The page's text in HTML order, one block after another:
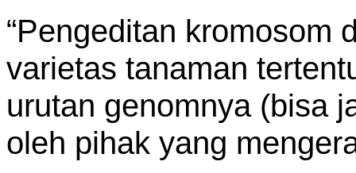
“Pengeditan kromosom
varietas tanaman
urutan genomnya (bisa
oleh pihak yang